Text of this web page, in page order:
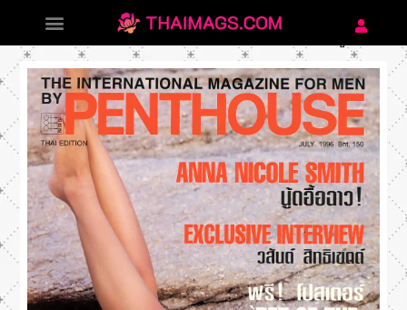
Penthouse 26 ศศิพิณ ศาสตร์สมบูรณ์